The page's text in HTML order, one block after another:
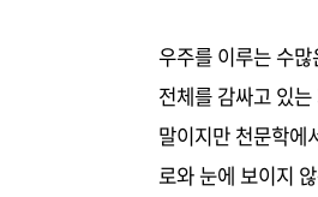
우주를 이루는 수
전체를 감싸고 있
말이지만 천문학에
로와 눈에 보이지